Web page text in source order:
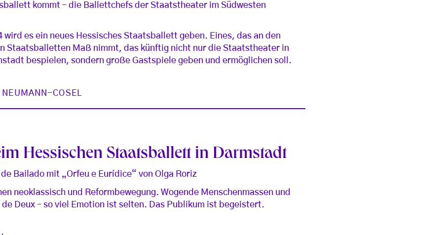
kommt – die Ballettchefs der Staatstheater im Südwesten
wird es ein neues Hessisches Staatsballett geben. Eines, das an den
Staatsballetten Maß nimmt, das künftig nicht nur die Staatstheater in
bespielen, sondern große Gastspiele geben und ermöglichen soll.
COSEL
Hessischen Staatsballett in Darmstadt
Bailado mit „Orfeu e Eurídice“ von Olga Roriz
neoklassisch und Reformbewegung. Wogende Menschenmassen und
Deux – so viel Emotion ist selten. Das Publikum ist begeistert.